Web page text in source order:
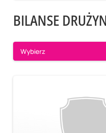
BILANSE
Wybierz